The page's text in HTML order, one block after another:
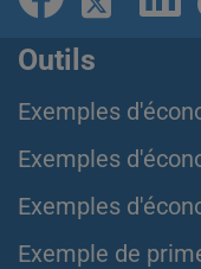
Outils
Exemples
Exemples
Exemples
Exemple de